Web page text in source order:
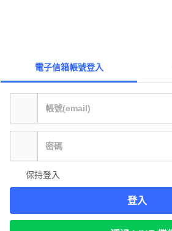
電子信箱帳號登入
保持登入
登入